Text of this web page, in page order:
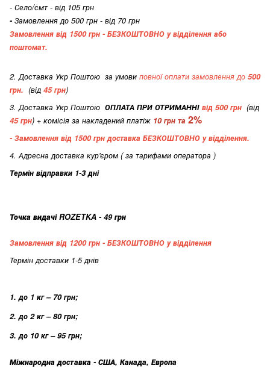
- Село/смт - від 105 грн
-Замовлення до 500 грн - від 70 грн
Замовлення від 1500 грн - БЕЗКОШТОВНО у відділення або
поштомат.
2. Доставка Укр Поштою за умови повної оплати замовлення до 500
грн. (від 45 грн)
3. Доставка Укр Поштою ОПЛАТА ПРИ ОТРИМАННІ від 500 грн (від
45 грн) + комісія за накладений платіж 10 грн та 2%
- Замовлення від 1500 грн доставка БЕЗКОШТОВНО у відділення.
4. Адресна доставка кур'єром ( за тарифами оператора )
Термін відправки 1-3 дні
Точка видачі ROZETKA - 49 грн
Замовлення від 1200 грн - БЕЗКОШТОВНО у відділення
Термін доставки 1-5 днів
1. до 1 кг – 70 грн;
2. до 2 кг – 80 грн;
3. до 10 кг – 95 грн;
Міжнародна доставка - США, Канада, Европа